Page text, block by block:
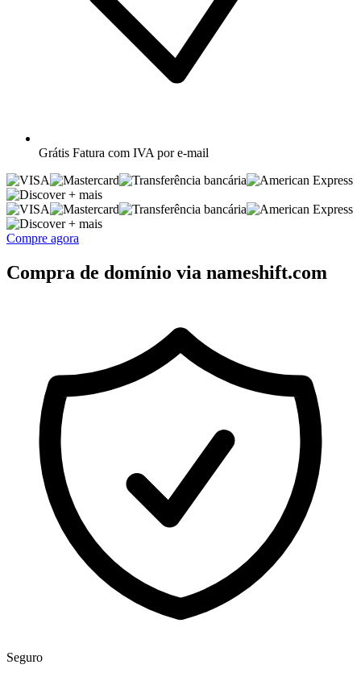
Grátis Fatura com IVA por e-mail
+ mais
+ mais
Compre agora
Compra de domínio via nameshift.com
Seguro